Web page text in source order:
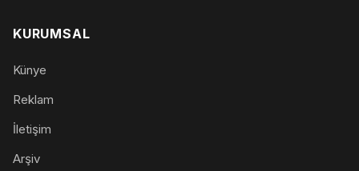
KURUMSAL
Künye
Reklam
İletişim
Arşiv